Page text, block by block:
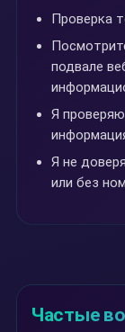
Проверка
подвале
Я
Я не
или без
Частые